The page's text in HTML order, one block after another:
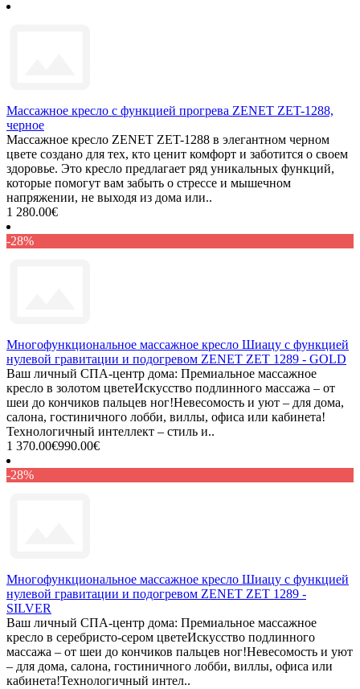
Массажное кресло с функцией прогрева ZENET ZET-1288,
черное
Массажное кресло ZENET ZET-1288 в элегантном черном
цвете создано для тех, кто ценит комфорт и заботится о своем
здоровье. Это кресло предлагает ряд уникальных функций,
которые помогут вам забыть о стрессе и мышечном
напряжении, не выходя из дома или..
1 280.00€
-28%
Многофункциональное массажное кресло Шиацу с функцией
нулевой гравитации и подогревом ZENET ZET 1289 - GOLD
Ваш личный СПА-центр дома: Премиальное массажное
кресло в золотом цветеИскусство подлинного массажа – от
шеи до кончиков пальцев ног!Невесомость и уют – для дома,
салона, гостиничного лобби, виллы, офиса или кабинета!
Технологичный интеллект – стиль и..
1 370.00€990.00€
-28%
Многофункциональное массажное кресло Шиацу с функцией
нулевой гравитации и подогревом ZENET ZET 1289 -
SILVER
Ваш личный СПА-центр дома: Премиальное массажное
кресло в серебристо-сером цветеИскусство подлинного
массажа – от шеи до кончиков пальцев ног!Невесомость и уют
– для дома, салона, гостиничного лобби, виллы, офиса или
кабинета!Технологичный интел..